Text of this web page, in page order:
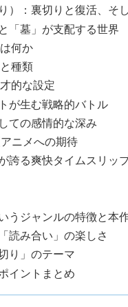
）：裏切りと復活、そ
「墓」が支配する世界
何か
種類
的な設定
が生む戦略的バトル
ての感情的な深み
ニメへの期待
誇る爽快タイムスリッ
うジャンルの特徴と本
読み合い」の楽しさ
り」のテーマ
イントまとめ